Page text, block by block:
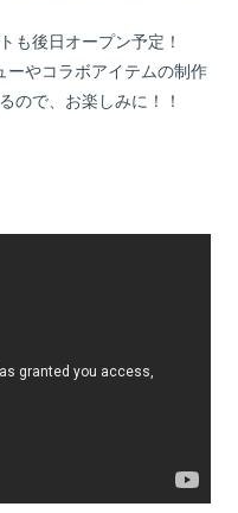
も後日オープン予定！
ーやコラボアイテムの制作
ので、お楽しみに！！